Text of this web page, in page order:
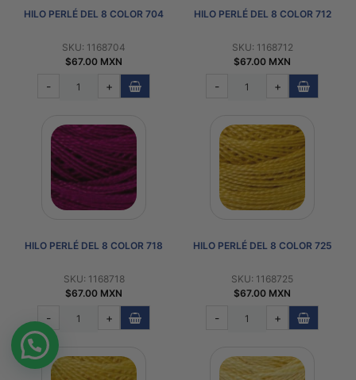
HILO PERLÉ DEL 8 COLOR 704
SKU: 1168704
$67.00 MXN
- +
HILO PERLÉ DEL 8 COLOR 712
SKU: 1168712
$67.00 MXN
- +
HILO PERLÉ DEL 8 COLOR 718
SKU: 1168718
$67.00 MXN
- +
HILO PERLÉ DEL 8 COLOR 725
SKU: 1168725
$67.00 MXN
- +